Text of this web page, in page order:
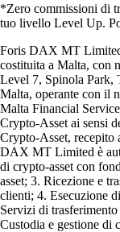
*Zero commissioni di
tuo livello Level Up.
Foris DAX MT Limited
costituita a Malta, con
Level 7, Spinola Park,
Malta, operante con il
Malta Financial
Crypto-Asset ai sensi
Crypto-Asset, recepito
DAX MT Limited è
di crypto-asset con
asset; 3. Ricezione e
clienti; 4. Esecuzione
Servizi di
Custodia e gestione di